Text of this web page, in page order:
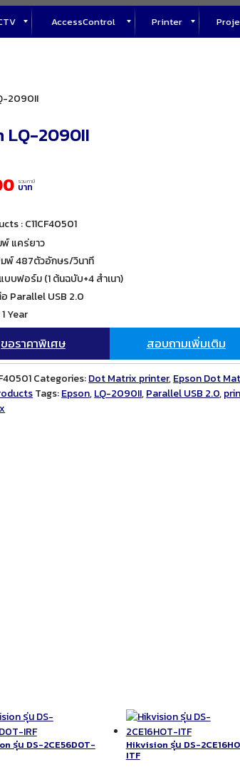
AccessControl Printer
2090II
LQ-2090II
รวมภาษี
บาท
: C11CF40501
แคร่ยาว
มพ์ 487ตัวอักษร/วินาที
บฟอร์ม (1 ต้นฉบับ+4 สำเนา)
Parallel USB 2.0
Year
ขอราคาพิเศษ สอบถามเพิ่มเติม
Categories:Dot Matrix printer,Epson Dot
Tags:Epson,LQ-2090II,Parallel USB 2.0,
รุ่น DS-2CE56D0T- Hikvision รุ่น DS-
ITF